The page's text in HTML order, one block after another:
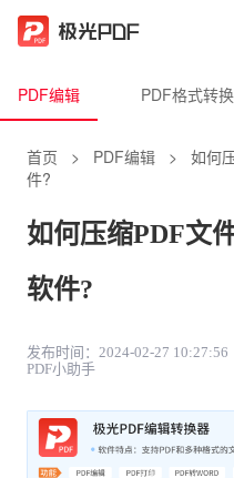
PDF编辑 PDF格式转换
首页 > PDF编辑 >
如何
件?
如何压缩PDF文
软件?
发布时间：2024-02-27 10:27:56
PDF小助手